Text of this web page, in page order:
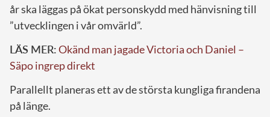
år ska läggas på ökat personskydd med hänvisning till
”utvecklingen i vår omvärld”.
LÄS MER:Okänd man jagade Victoria och Daniel –
Säpo ingrep direkt
Parallellt planeras ett av de största kungliga firandena
på länge.